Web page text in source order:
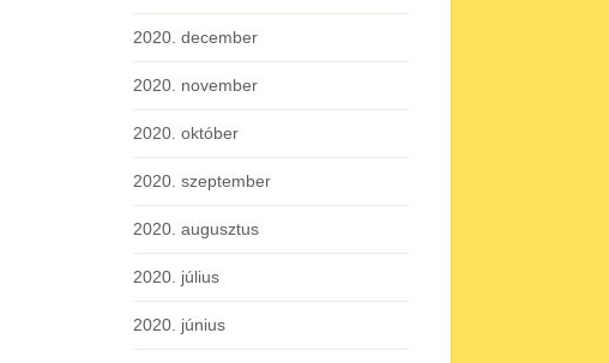
2020. december
2020. november
2020. október
2020. szeptember
2020. augusztus
2020. július
2020. június